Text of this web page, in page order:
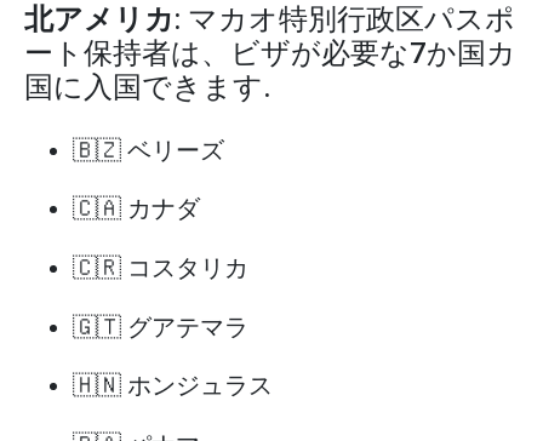
北アメリカ: マカオ特別行政区パスポ
ート保持者は、ビザが必要な7か国カ
国に入国できます.
🇧🇿 ベリーズ
🇨🇦 カナダ
🇨🇷 コスタリカ
🇬🇹 グアテマラ
🇭🇳 ホンジュラス